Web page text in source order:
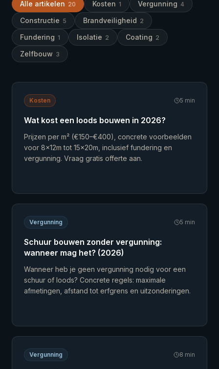
Alle artikelen 20 Kosten 1 Vergunning 4
Constructie 5 Brandveiligheid 2
Fundering 1 Isolatie 2 Coating 2
Zelfbouw 3
Kosten 5 min
Wat kost een loods bouwen in 2026?
Prijzen per m² (€150–€400), concrete voorbeelden
voor 8×12m tot 15×20m, inclusief fundering en
vergunning. Vraag gratis offerte aan.
Vergunning 5 min
Schuur bouwen zonder vergunning:
wanneer mag het? (2026)
Wanneer heb je geen vergunning nodig voor een
schuur of loods? Concrete regels: maximale
afmetingen, afstand tot erfgrens en uitzonderingen.
Vergunning 8 min